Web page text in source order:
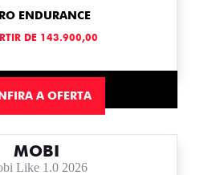
ENDURANCE
DE 143.900,00
A OFERTA
MOBI
Like 1.0 2026